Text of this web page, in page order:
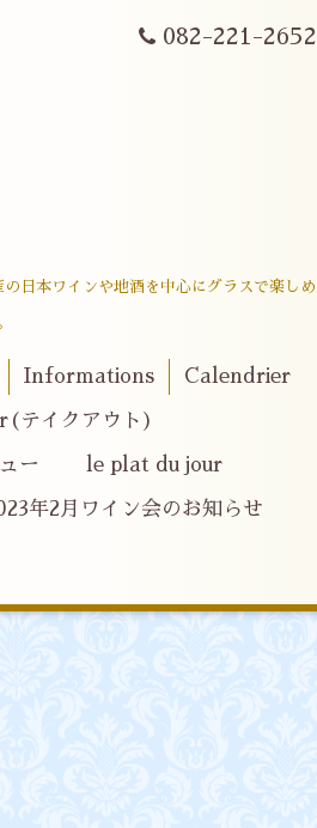
082-221-2652
日本ワインや地酒を中心にグラスで楽しめ
Informations Calendrier
テイクアウト)
ニュー le plat du jour
年2月ワイン会のお知らせ